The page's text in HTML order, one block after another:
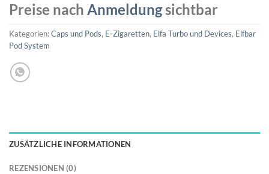
Preise nach Anmeldungsichtbar
Kategorien:Caps und Pods, E-Zigaretten, Elfa Turbo und Devices, Elfbar
Pod System
ZUSÄTZLICHE INFORMATIONEN
REZENSIONEN (0)